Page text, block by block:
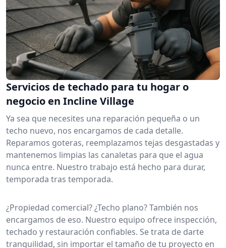
Servicios de techado para tu hogar o
negocio en Incline Village
Ya sea que necesites una reparación pequeña o un
techo nuevo, nos encargamos de cada detalle.
Reparamos goteras, reemplazamos tejas desgastadas y
mantenemos limpias las canaletas para que el agua
nunca entre. Nuestro trabajo está hecho para durar,
temporada tras temporada.
¿Propiedad comercial? ¿Techo plano? También nos
encargamos de eso. Nuestro equipo ofrece inspección,
techado y restauración confiables. Se trata de darte
tranquilidad, sin importar el tamaño de tu proyecto en